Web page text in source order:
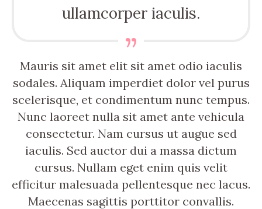
ullamcorper iaculis.
Mauris sit amet elit sit amet odio iaculis
sodales. Aliquam imperdiet dolor vel purus
scelerisque, et condimentum nunc tempus.
Nunc laoreet nulla sit amet ante vehicula
consectetur. Nam cursus ut augue sed
iaculis. Sed auctor dui a massa dictum
cursus. Nullam eget enim quis velit
efficitur malesuada pellentesque nec lacus.
Maecenas sagittis porttitor convallis.